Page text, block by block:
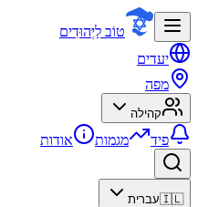
טוֹב לַיְּהוּדִים
יעדים
מפה
קהילה
פיד מגמות אודות
🇮🇱עברית